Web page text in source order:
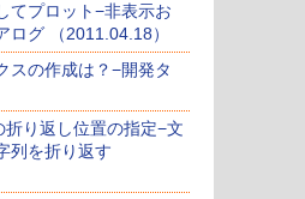
てプロット−非表示お
ログ （2011.04.18）
スの作成は？−開発タ
り返し位置の指定−文
列を折り返す